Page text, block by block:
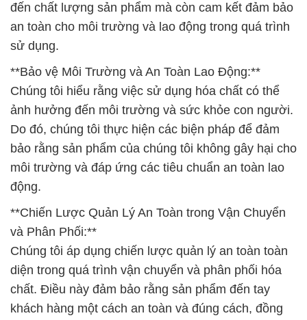
đến chất lượng sản phẩm mà còn cam kết đảm bảo
an toàn cho môi trường và lao động trong quá trình
sử dụng.
**Bảo vệ Môi Trường và An Toàn Lao Động:**
Chúng tôi hiểu rằng việc sử dụng hóa chất có thể
ảnh hưởng đến môi trường và sức khỏe con người.
Do đó, chúng tôi thực hiện các biện pháp để đảm
bảo rằng sản phẩm của chúng tôi không gây hại cho
môi trường và đáp ứng các tiêu chuẩn an toàn lao
động.
**Chiến Lược Quản Lý An Toàn trong Vận Chuyển
và Phân Phối:**
Chúng tôi áp dụng chiến lược quản lý an toàn toàn
diện trong quá trình vận chuyển và phân phối hóa
chất. Điều này đảm bảo rằng sản phẩm đến tay
khách hàng một cách an toàn và đúng cách, đồng